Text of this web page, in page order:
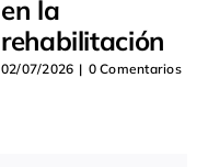
en la
rehabilitación
02/07/2026 | 0 Comentarios